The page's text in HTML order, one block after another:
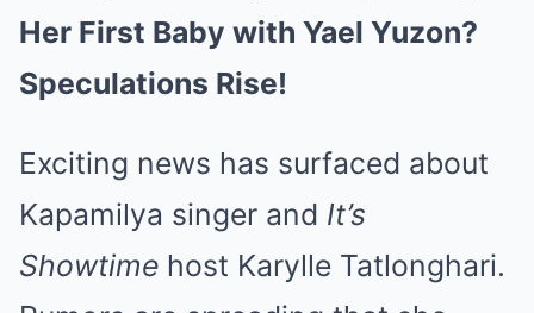
Her First Baby with Yael Yuzon?
Speculations Rise!
Exciting news has surfaced about
Kapamilya singer and It’s
Showtime host Karylle Tatlonghari.